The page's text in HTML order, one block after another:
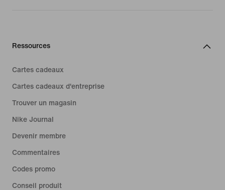
Ressources
Cartes cadeaux
Cartes cadeaux d'entreprise
Trouver un magasin
Nike Journal
Devenir membre
Commentaires
Codes promo
Conseil produit